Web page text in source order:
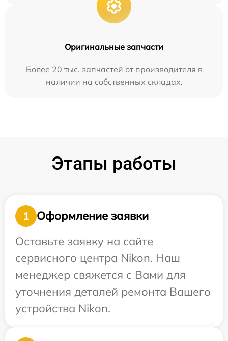
Оригинальные запчасти
Более 20 тыс. запчастей от производителя в
наличии на собственных складах.
Этапы работы
1
Оформление заявки
Оставьте заявку на сайте
сервисного центра Nikon. Наш
менеджер свяжется с Вами для
уточнения деталей ремонта Вашего
устройства Nikon.